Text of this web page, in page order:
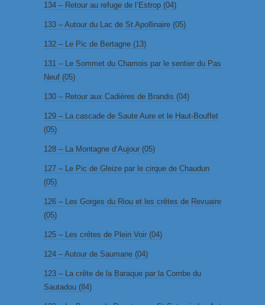
134 – Retour au refuge de l’Estrop (04)
133 – Autour du Lac de St Apollinaire (05)
132 – Le Pic de Bertagne (13)
131 – Le Sommet du Chamois par le sentier du Pas
Neuf (05)
130 – Retour aux Cadières de Brandis (04)
129 – La cascade de Saute Aure et le Haut-Bouffet
(05)
128 – La Montagne d’Aujour (05)
127 – Le Pic de Gleize par le cirque de Chaudun
(05)
126 – Les Gorges du Riou et les crêtes de Revuaire
(05)
125 – Les crêtes de Plein Voir (04)
124 – Autour de Saumane (04)
123 – La crête de la Baraque par la Combe du
Sautadou (84)